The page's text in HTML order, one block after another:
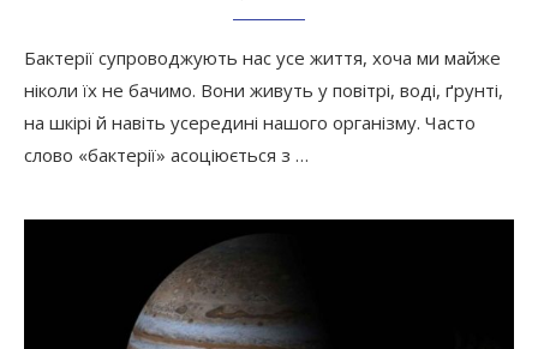
Бактерії супроводжують нас усе життя, хоча ми майже
ніколи їх не бачимо. Вони живуть у повітрі, воді, ґрунті,
на шкірі й навіть усередині нашого організму. Часто
слово «бактерії» асоціюється з …